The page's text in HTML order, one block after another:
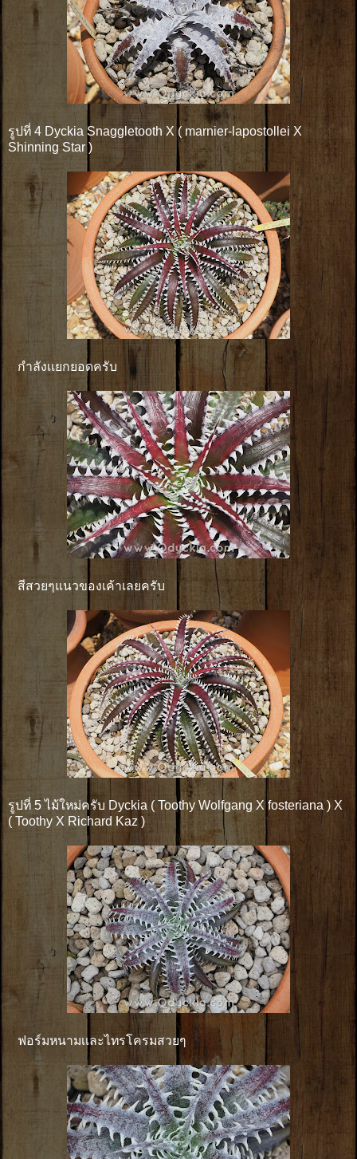
รูปที่ 4 Dyckia Snaggletooth X ( marnier-lapostollei X
Shinning Star )
กำลังเเยกยอดครับ
สีสวยๆแนวของเค้าเลยครับ
รูปที่ 5 ไม้ใหม่ครับ Dyckia ( Toothy Wolfgang X fosteriana ) X
( Toothy X Richard Kaz )
ฟอร์มหนามเเละไทรโครมสวยๆ